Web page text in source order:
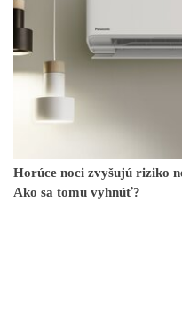
Horúce noci zvyšujú riziko
Ako sa tomu vyhnúť?